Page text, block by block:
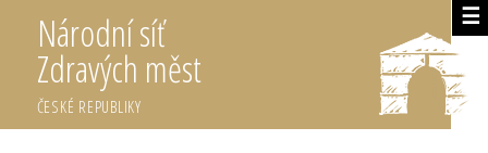
☰
Národní síť
Zdravých měst
ČESKÉ REPUBLIKY